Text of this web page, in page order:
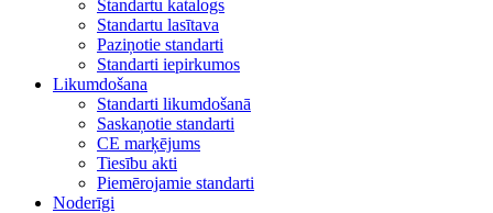
Standartu katalogs
Standartu lasītava
Paziņotie standarti
Standarti iepirkumos
Likumdošana
Standarti likumdošanā
Saskaņotie standarti
CE marķējums
Tiesību akti
Piemērojamie standarti
Noderīgi